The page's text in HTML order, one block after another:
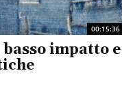
00:15:36
impatto e